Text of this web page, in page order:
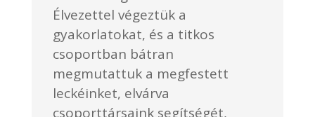
Élvezettel végeztük a
gyakorlatokat, és a titkos
csoportban bátran
megmutattuk a megfestett
leckéinket, elvárva
csoporttársaink segítségét,